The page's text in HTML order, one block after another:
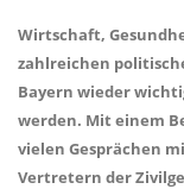
Wirtschaft,
zahlreichen
Bayern wieder
werden. Mit einem
vielen Gesprächen
Vertretern der